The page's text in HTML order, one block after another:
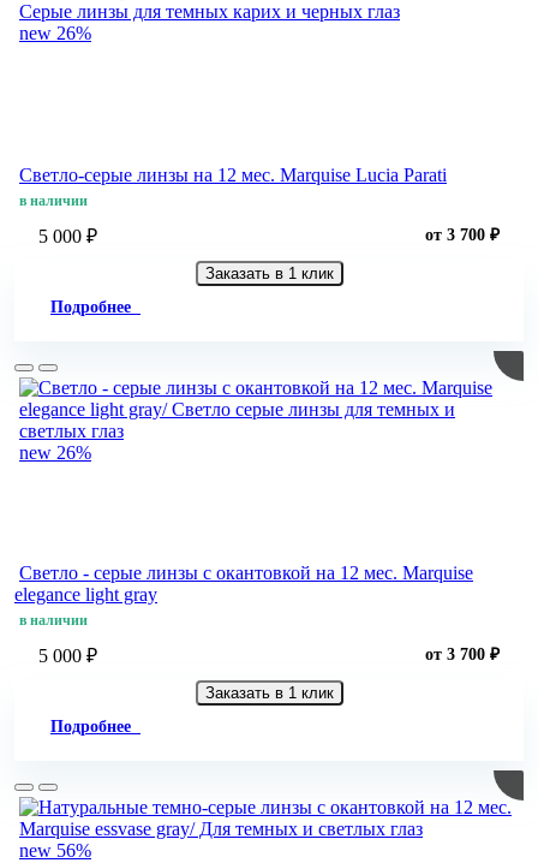
new 26%
Светло-серые линзы на 12 мес. Marquise Lucia Parati
в наличии
5 000 ₽ от 3 700 ₽
Заказать в 1 клик
Подробнее
new 26%
Светло - cерые линзы c окантовкой на 12 мес. Marquise
elegance light gray
в наличии
5 000 ₽ от 3 700 ₽
Заказать в 1 клик
Подробнее
new 56%